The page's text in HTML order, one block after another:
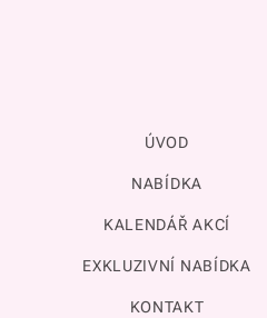
ÚVOD
NABÍDKA
KALENDÁŘ AKCÍ
EXKLUZIVNÍ NABÍDKA
KONTAKT